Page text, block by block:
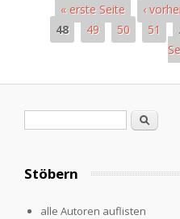
« erste Seite ‹
48
49 50 51
Search
Stöbern
alle Autoren auflisten